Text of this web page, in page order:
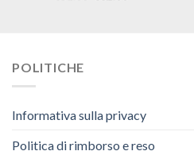
POLITICHE
Informativa sulla privacy
Politica di rimborso e reso